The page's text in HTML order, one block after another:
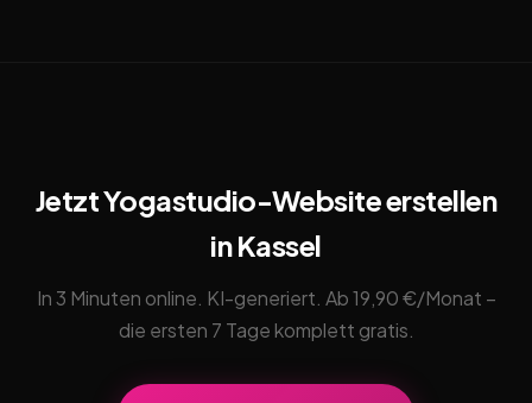
Jetzt Yogastudio-Website erstellen
in Kassel
In 3 Minuten online. KI-generiert. Ab 19,90 €/Monat –
die ersten 7 Tage komplett gratis.